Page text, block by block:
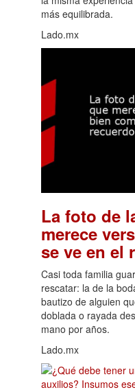
más equilibrada.
Lado.mx
La foto de
merece
se ve en el
Casi toda familia
rescatar: la de la
bautizo de alguien
doblada o rayada
mano por años.
Lado.mx